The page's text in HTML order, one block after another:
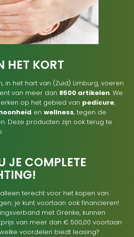
HET KORT
in het hart van (Zuid) Limburg, voeren
van meer dan 8500 artikelen. We
op het gebied van pedicure,
en wellness, tegen de
Deze producten zijn ook terug te
JE COMPLETE
terecht voor het kopen van
je kunt voortaan ook financieren!
met Grenke, kunnen
van meer dan € 500,00 voortaan
voordelen biedt leasing?